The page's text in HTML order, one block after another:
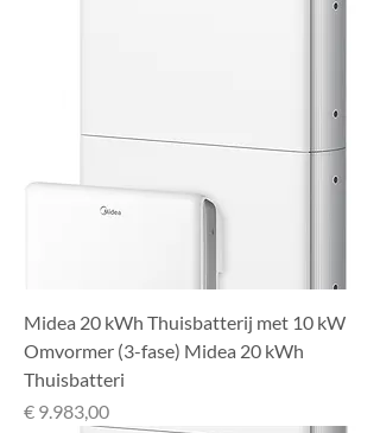
Midea 20 kWh Thuisbatterij met 10 kW
Omvormer (3-fase) Midea 20 kWh
Thuisbatteri
Prijs
€ 9.983,00